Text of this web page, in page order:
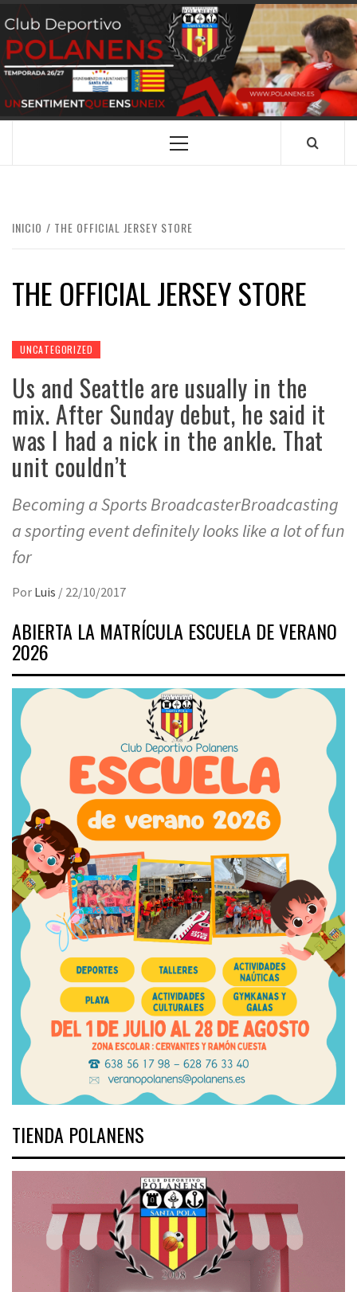
Saltar
al
contenido
CLUB
DEPORTIVO
POLANENS
SANTA POLA
Menú
INICIO THE OFFICIAL JERSEY STORE
THE OFFICIAL JERSEY STORE
UNCATEGORIZED
Us and Seattle are usually in the
mix. After Sunday debut, he said it
was I had a nick in the ankle. That
unit couldn’t
Becoming a Sports BroadcasterBroadcasting
a sporting event definitely looks like a lot of fun
for
Por Luis / 22/10/2017
ABIERTA LA MATRÍCULA ESCUELA DE VERANO
2026
TIENDA POLANENS